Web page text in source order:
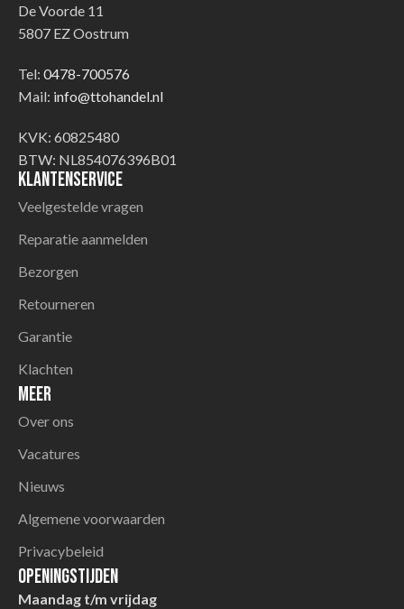
De Voorde 11
5807 EZ Oostrum
Tel: 0478-700576
Mail: info@ttohandel.nl
KVK: 60825480
BTW: NL854076396B01
Klantenservice
Veelgestelde vragen
Reparatie aanmelden
Bezorgen
Retourneren
Garantie
Klachten
Meer
Over ons
Vacatures
Nieuws
Algemene voorwaarden
Privacybeleid
Openingstijden
Maandag t/m vrijdag